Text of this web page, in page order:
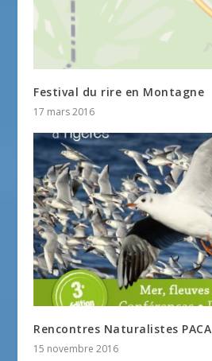
Festival du rire en Montagne
17 mars 2016
Rencontres Naturalistes PACA
15 novembre 2016